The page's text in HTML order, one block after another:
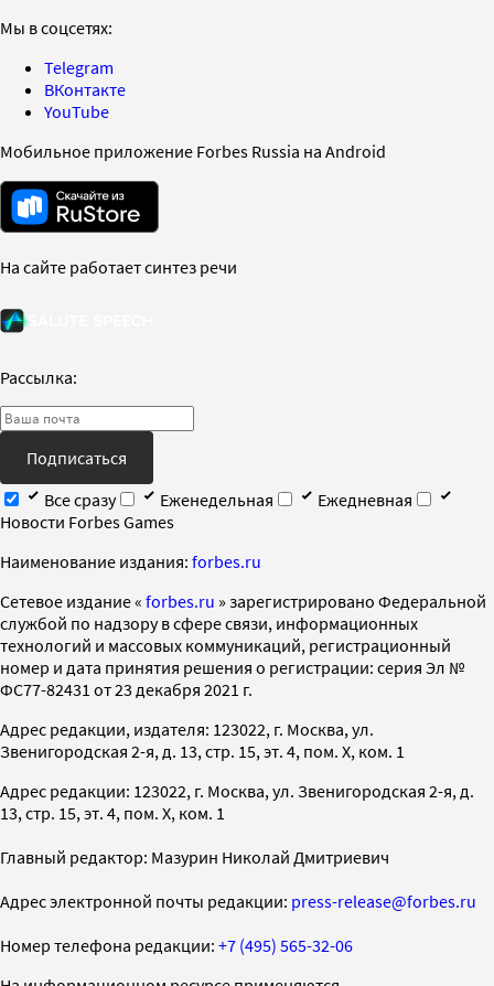
Мы в соцсетях:
Telegram
ВКонтакте
YouTube
Мобильное приложение Forbes Russia на Android
На сайте работает синтез речи
Рассылка:
Подписаться
Все сразу
Еженедельная
Ежедневная
Новости Forbes Games
Наименование издания: forbes.ru
Cетевое издание « forbes.ru » зарегистрировано Федеральной
службой по надзору в сфере связи, информационных
технологий и массовых коммуникаций, регистрационный
номер и дата принятия решения о регистрации: серия Эл №
ФС77-82431 от 23 декабря 2021 г.
Адрес редакции, издателя: 123022, г. Москва, ул.
Звенигородская 2-я, д. 13, стр. 15, эт. 4, пом. X, ком. 1
Адрес редакции: 123022, г. Москва, ул. Звенигородская 2-я, д.
13, стр. 15, эт. 4, пом. X, ком. 1
Главный редактор: Мазурин Николай Дмитриевич
Адрес электронной почты редакции: press-release@forbes.ru
Номер телефона редакции: +7 (495) 565-32-06